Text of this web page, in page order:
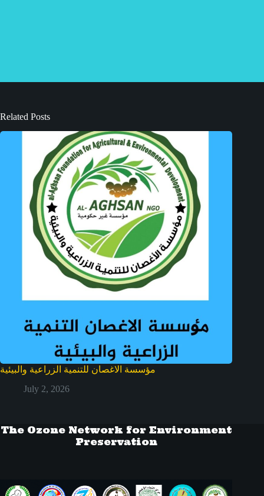
Related Posts
مؤسسة الاغصان للتنمية الزراعية والبيئية
July 2, 2026
The Ozone Network for Environment
Preservation